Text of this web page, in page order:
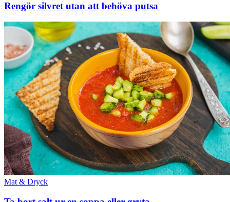
Rengör silvret utan att behöva putsa
Mat & Dryck